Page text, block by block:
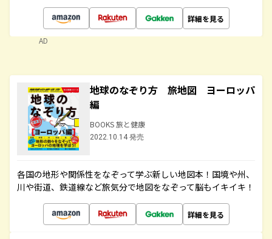
詳細を見る
AD
地球のなぞり方 旅地図 ヨーロッパ
編
BOOKS 旅と健康
2022.10.14 発売
各国の地形や関係性をなぞって学ぶ新しい地図本！国境や州、
川や街道、鉄道線など旅気分で地図をなぞって脳もイキイキ！
詳細を見る